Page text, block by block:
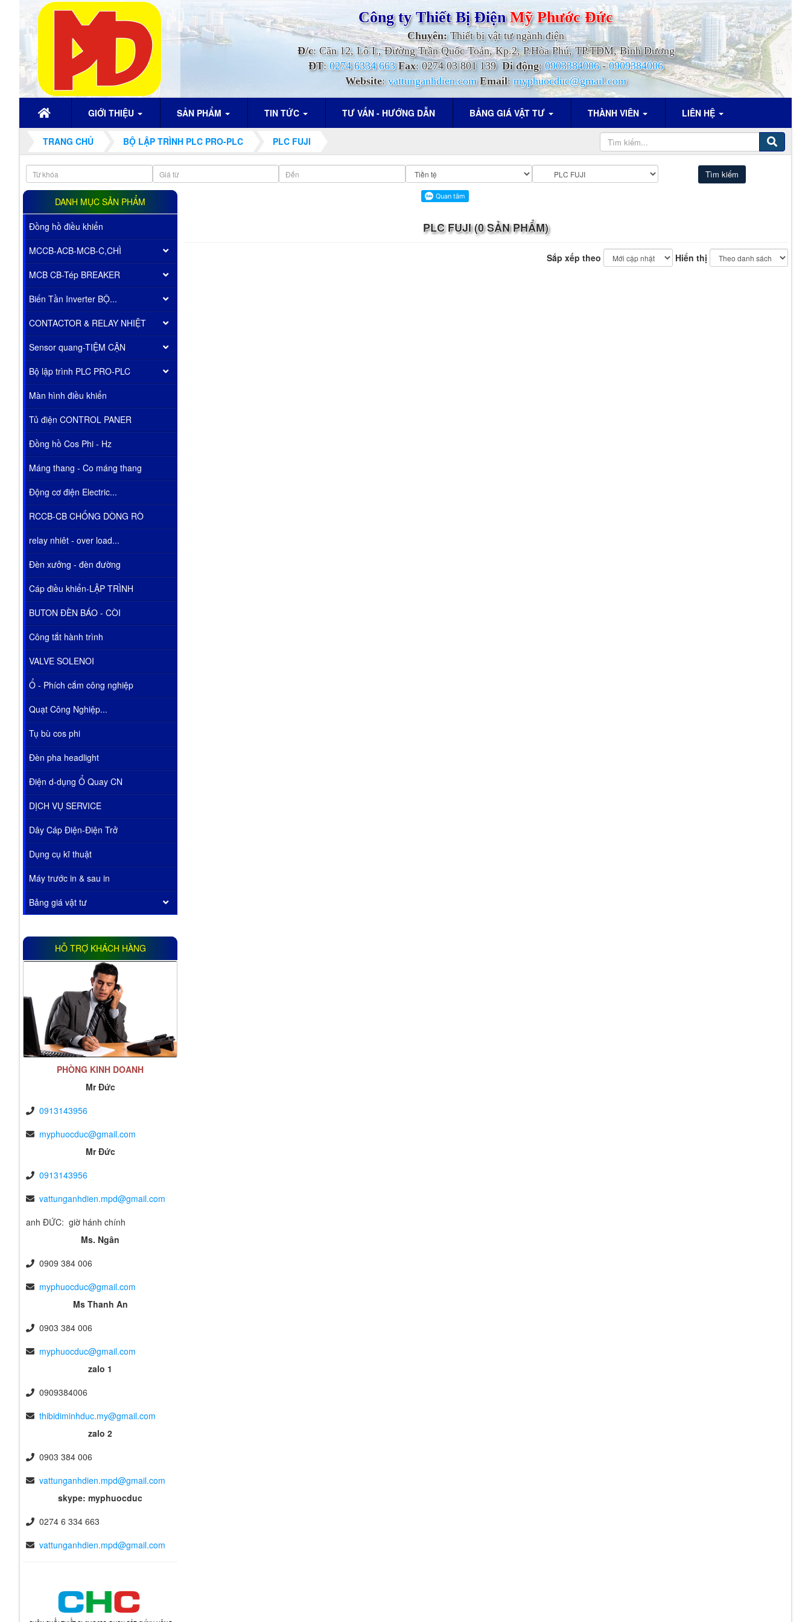
Công ty Thiết Bị ĐiệnMỹ PhướcĐức
Chuyên:Thiết bị vật tư ngành điện
Đ/c: Căn 12, Lô L, Đường Trần Quốc Toản, Kp.2, P.Hòa Phú, TP.TDM, Bình Dương
ĐT:0274 6334 663 Fax: 0274 03 801 139 Di động:0903384006-0909384006
Website:vattunganhdien.com Email:myphuocduc@gmail.com
GIỚI THIỆU SẢN PHẨM TIN TỨC TƯ VẤN - HƯỚNG DẪN BẢNG GIÁ VẬT TƯ THÀNH VIÊN LIÊN HỆ
TRANG CHỦ BỘ LẬP TRÌNH PLC PRO-PLC PLC FUJI
PLC FUJI (0 SẢN PHẨM)
Sắp xếp theo Hiển thị
DANH MỤC SẢN PHẨM
Đồng hồ điều khiển
MCCB-ACB-MCB-C,CHÌ
MCB CB-Tép BREAKER
Biến Tần Inverter BỘ...
CONTACTOR & RELAY NHIỆT
Sensor quang-TIỆM CẬN
Bộ lập trình PLC PRO-PLC
Màn hình điều khiển
Tủ điện CONTROL PANER
Đồng hồ Cos Phi - Hz
Máng thang - Co máng thang
Động cơ điện Electric...
RCCB-CB CHỐNG DÒNG RÒ
relay nhiêt - over load...
Đèn xưởng - đèn đường
Cáp điều khiển-LẬP TRÌNH
BUTON ĐÈN BÁO - CÒI
Công tắt hành trình
VALVE SOLENOI
Ổ - Phích cắm công nghiệp
Quạt Công Nghiệp...
Tụ bù cos phi
Đèn pha headlight
Điện d-dụng Ổ Quay CN
DỊCH VỤ SERVICE
Dây Cáp Điện-Điện Trở
Dụng cụ kĩ thuật
Máy trước in & sau in
Bảng giá vật tư
HỖ TRỢ KHÁCH HÀNG
PHÒNG KINH DOANH
Mr Đức
0913143956
myphuocduc@gmail.com
Mr Đức
0913143956
vattunganhdien.mpd@gmail.com
anh ĐỨC: giờ hánh chính
Ms. Ngân
0909 384 006
myphuocduc@gmail.com
Ms Thanh An
0903 384 006
myphuocduc@gmail.com
zalo 1
0909384006
thibidiminhduc.my@gmail.com
zalo 2
0903 384 006
vattunganhdien.mpd@gmail.com
skype: myphuocduc
0274 6 334 663
vattunganhdien.mpd@gmail.com